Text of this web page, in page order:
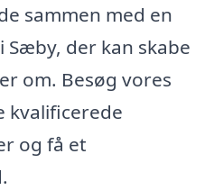
sammen med en
der kan skabe
om. Besøg vores
kvalificerede
og få et